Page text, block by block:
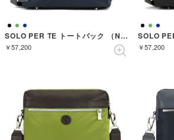
SOLO PER TE トートバック （NAVY）
￥57,200 ￥57,200